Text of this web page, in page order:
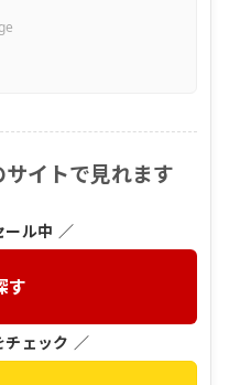
イトで見れます
ール中 ／
す
チェック ／